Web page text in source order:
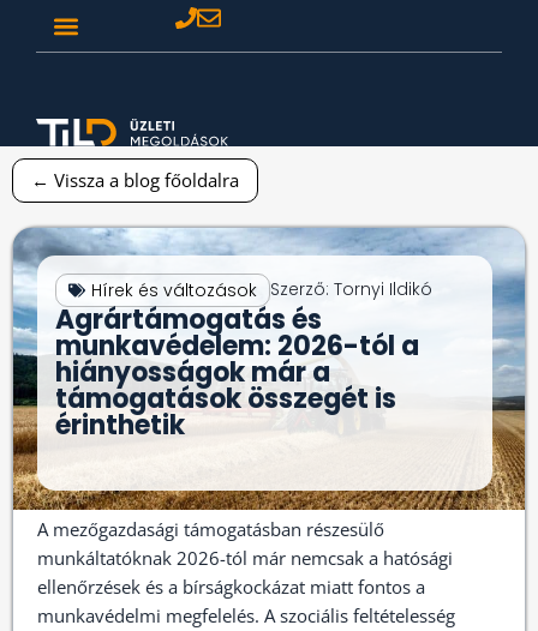
← Vissza a blog főoldalra
Hírek és változások Szerző: Tornyi Ildikó
Agrártámogatás és
munkavédelem: 2026-tól a
hiányosságok már a
támogatások összegét is
érinthetik
A mezőgazdasági támogatásban részesülő
munkáltatóknak 2026-tól már nemcsak a hatósági
ellenőrzések és a bírságkockázat miatt fontos a
munkavédelmi megfelelés. A szociális feltételesség